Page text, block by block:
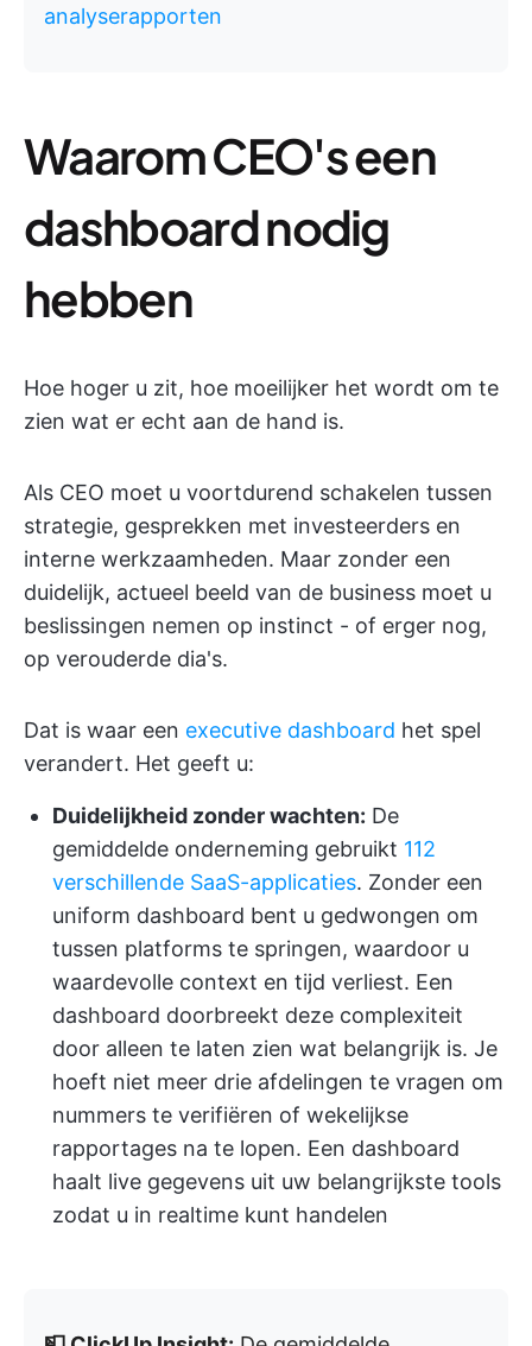
analyserapporten
Waarom CEO's een
dashboard nodig
hebben
Hoe hoger u zit, hoe moeilijker het wordt om te
zien wat er echt aan de hand is.
Als CEO moet u voortdurend schakelen tussen
strategie, gesprekken met investeerders en
interne werkzaamheden. Maar zonder een
duidelijk, actueel beeld van de business moet u
beslissingen nemen op instinct - of erger nog,
op verouderde dia's.
Dat is waar een executive dashboard het spel
verandert. Het geeft u:
Duidelijkheid zonder wachten: De
gemiddelde onderneming gebruikt 112
verschillende SaaS-applicaties. Zonder een
uniform dashboard bent u gedwongen om
tussen platforms te springen, waardoor u
waardevolle context en tijd verliest. Een
dashboard doorbreekt deze complexiteit
door alleen te laten zien wat belangrijk is. Je
hoeft niet meer drie afdelingen te vragen om
nummers te verifiëren of wekelijkse
rapportages na te lopen. Een dashboard
haalt live gegevens uit uw belangrijkste tools
zodat u in realtime kunt handelen